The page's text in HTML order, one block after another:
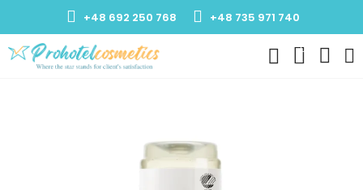
+48 692 250 768 +48 735 971 740
0